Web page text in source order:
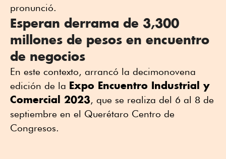
pronunció.
Esperan derrama de 3,300
millones de pesos en encuentro
de negocios
En este contexto, arrancó la decimonovena
edición de la Expo Encuentro Industrial y
Comercial 2023, que se realiza del 6 al 8 de
septiembre en el Querétaro Centro de
Congresos.